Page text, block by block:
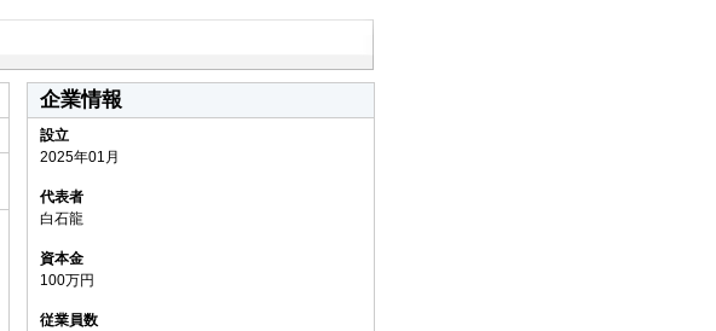
企業情報
設立
2025年01月
代表者
白石龍
資本金
100万円
従業員数